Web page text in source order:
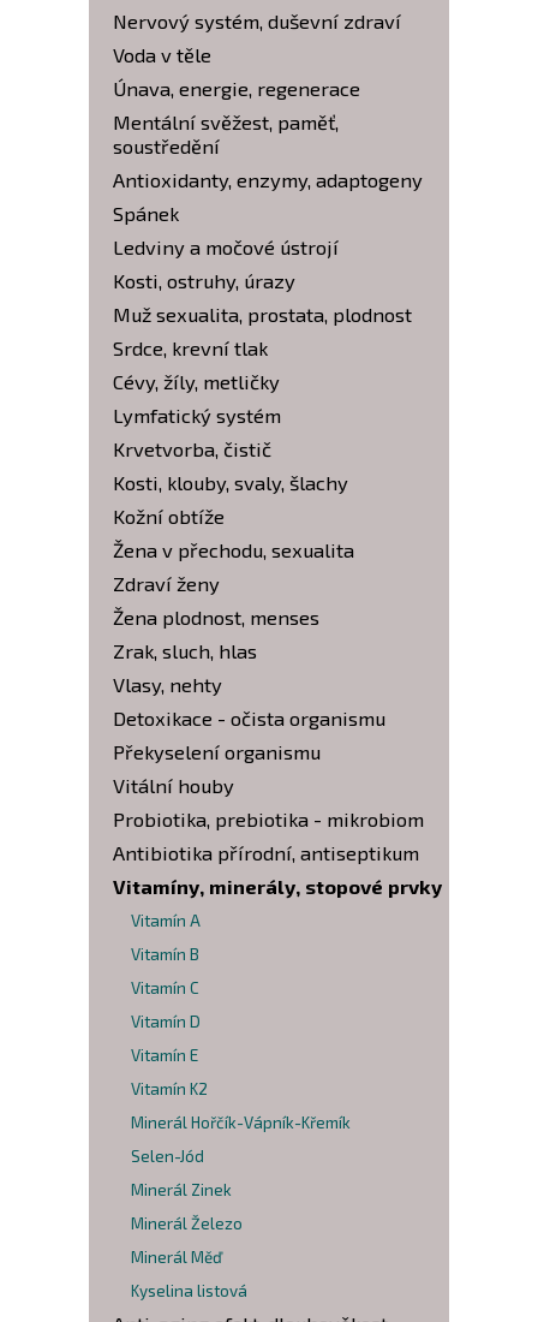
Nervový systém, duševní zdraví
Voda v těle
Únava, energie, regenerace
Mentální svěžest, paměť,
soustředění
Antioxidanty, enzymy, adaptogeny
Spánek
Ledviny a močové ústrojí
Kosti, ostruhy, úrazy
Muž sexualita, prostata, plodnost
Srdce, krevní tlak
Cévy, žíly, metličky
Lymfatický systém
Krvetvorba, čistič
Kosti, klouby, svaly, šlachy
Kožní obtíže
Žena v přechodu, sexualita
Zdraví ženy
Žena plodnost, menses
Zrak, sluch, hlas
Vlasy, nehty
Detoxikace - očista organismu
Překyselení organismu
Vitální houby
Probiotika, prebiotika - mikrobiom
Antibiotika přírodní, antiseptikum
Vitamíny, minerály, stopové prvky
Vitamín A
Vitamín B
Vitamín C
Vitamín D
Vitamín E
Vitamín K2
Minerál Hořčík-Vápník-Křemík
Selen-Jód
Minerál Zinek
Minerál Železo
Minerál Měď
Kyselina listová